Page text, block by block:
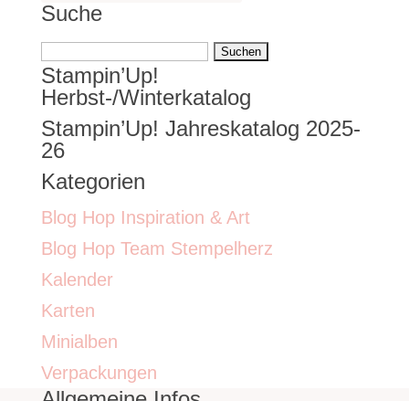
Suche
Suchen
nach:
Stampin’Up!
Herbst-/Winterkatalog
Stampin’Up! Jahreskatalog 2025-
26
Kategorien
Blog Hop Inspiration & Art
Blog Hop Team Stempelherz
Kalender
Karten
Minialben
Verpackungen